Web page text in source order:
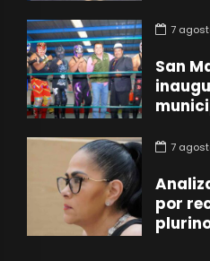
7
San
7
por